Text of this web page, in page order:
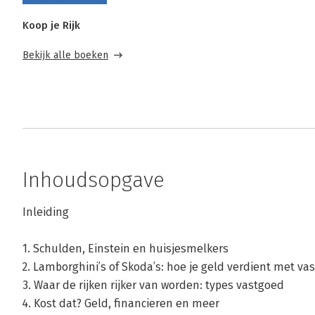
Koop je Rijk
Bekijk alle boeken
Inhoudsopgave
Inleiding
1. Schulden, Einstein en huisjesmelkers
2. Lamborghini’s of Skoda’s: hoe je geld verdient met
3. Waar de rijken rijker van worden: types vastgoed
4. Kost dat? Geld, financieren en meer